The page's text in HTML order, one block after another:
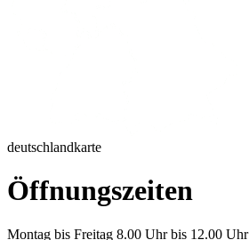
deutschlandkarte
Öffnungszeiten
Montag bis Freitag 8.00 Uhr bis 12.00 Uhr